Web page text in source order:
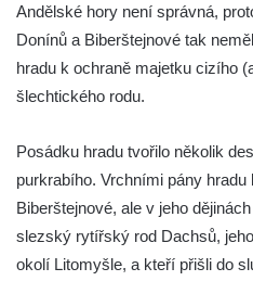
Hrad Trosky
Hrad Kunětická Hora
Hrad Litice u Plzně
Hrad Buben
Hrad Vlčtejn (Wildenstein)
Hrad Helfenburk (Hrádek) u
Andělské hory není správná,
Donínů a Biberštejnové tak
hradu k ochraně majetku cizího
šlechtického rodu.
Posádku hradu tvořilo několik
purkrabího. Vrchními pány
Biberštejnové, ale v jeho
slezský rytířský rod Dachsů,
okolí Litomyšle, a kteří přišli do